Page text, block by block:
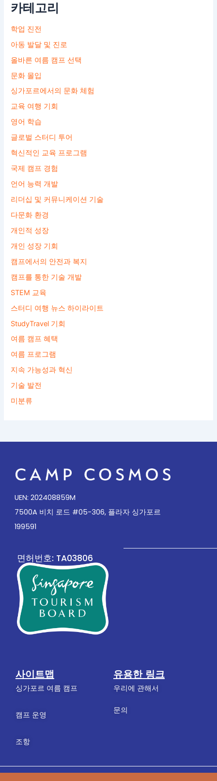
카테고리
학업 진전
아동 발달 및 진로
올바른 여름 캠프 선택
문화 몰입
싱가포르에서의 문화 체험
교육 여행 기회
영어 학습
글로벌 스터디 투어
혁신적인 교육 프로그램
국제 캠프 경험
언어 능력 개발
리더십 및 커뮤니케이션 기술
다문화 환경
개인적 성장
개인 성장 기회
캠프에서의 안전과 복지
캠프를 통한 기술 개발
STEM 교육
스터디 여행 뉴스 하이라이트
StudyTravel 기회
여름 캠프 혜택
여름 프로그램
지속 가능성과 혁신
기술 발전
미분류
UEN: 202408859M
7500A 비치 로드 #05-306, 플라자 싱가포르
199591
면허번호: TA03806
유용한 링크
우리에 관해서
문의
사이트맵
싱가포르 여름 캠프
캠프 운영
조항